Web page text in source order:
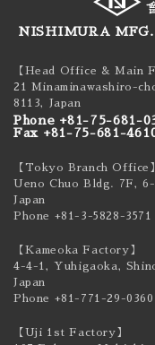
NISHIMURA MFG.
【Head Office & Main
21 Minaminawashiro-
8113, Japan
Phone +81-75-681-
Fax +81-75-681-
【Tokyo Branch Office】
Ueno Chuo Bldg. 7F,
Japan
Phone +81-3-5828-3571
【Kameoka Factory】
4-4-1, Yuhigaoka,
Japan
Phone +81-771-29-0360
【Uji 1st Factory】